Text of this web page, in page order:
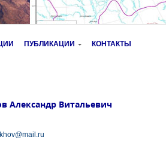
ПУБЛИКАЦИИ КОНТАКТЫ
Александр Витальевич